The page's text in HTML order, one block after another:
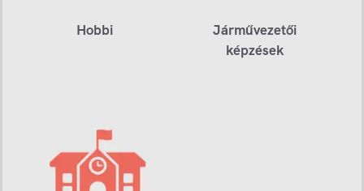
Hobbi
Járművezetői
képzések